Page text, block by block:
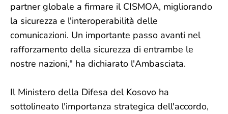
partner globale a firmare il CISMOA, migliorando
la sicurezza e l'interoperabilità delle
comunicazioni. Un importante passo avanti nel
rafforzamento della sicurezza di entrambe le
nostre nazioni," ha dichiarato l'Ambasciata.
Il Ministero della Difesa del Kosovo ha
sottolineato l'importanza strategica dell'accordo,